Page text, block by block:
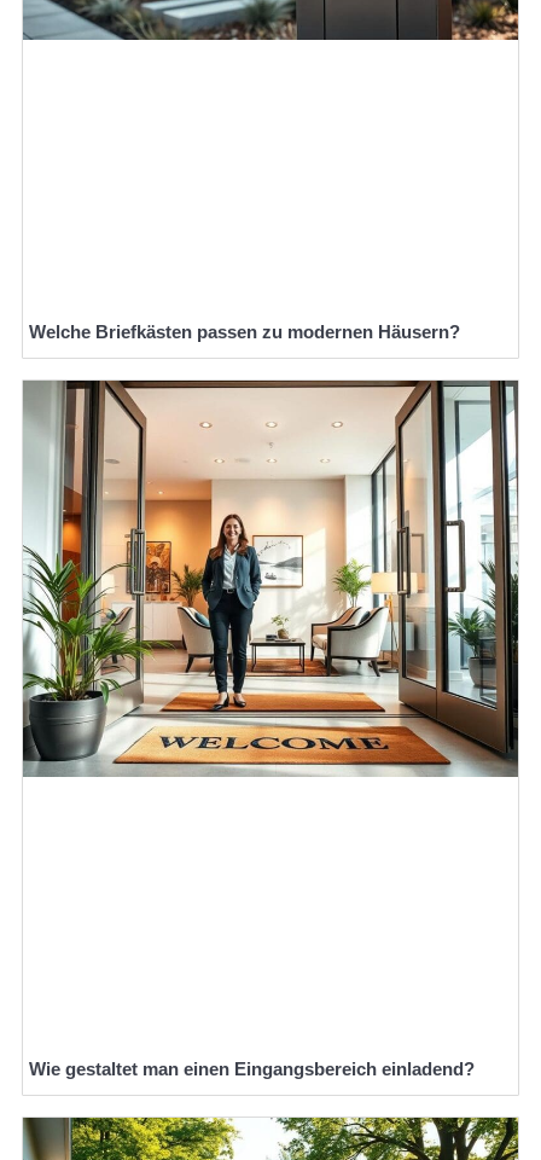
Welche Briefkästen passen zu modernen Häusern?
Wie gestaltet man einen Eingangsbereich einladend?